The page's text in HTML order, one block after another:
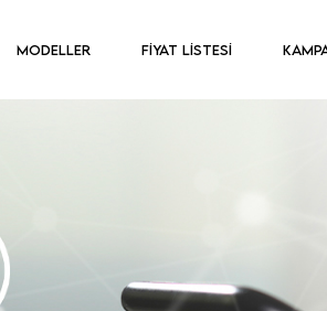
MODELLER FİYAT LİSTESİ